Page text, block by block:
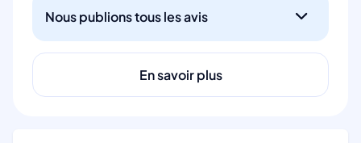
Nous publions tous les avis
En savoir plus